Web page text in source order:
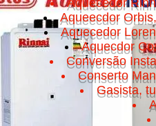
Aquecedor
Aqueecdor Orbis,
Aquecedor
Aquecdor
Conversão
Conserto
Gasista,